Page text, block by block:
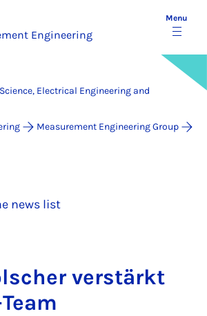
Engineering
Menu
Electrical Engineering and
Measurement Engineering Group
news list
ver­stärkt